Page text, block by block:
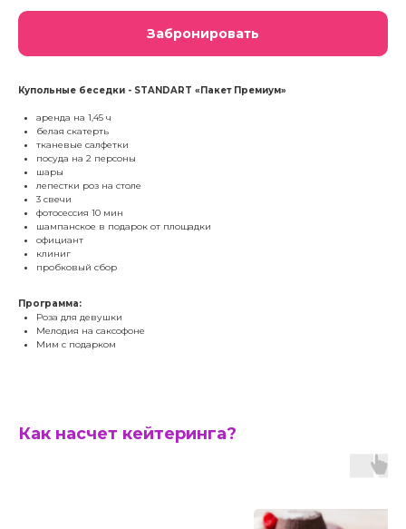
Забронировать
Купольные беседки - STANDART «Пакет Премиум»
аренда на 1,45 ч
белая скатерть
тканевые салфетки
посуда на 2 персоны
шары
лепестки роз на столе
3 свечи
фотосессия 10 мин
шампанское в подарок от площадки
официант
клиниг
пробковый сбор
Программа:
Роза для девушки
Мелодия на саксофоне
Мим с подарком
Как насчет кейтеринга?